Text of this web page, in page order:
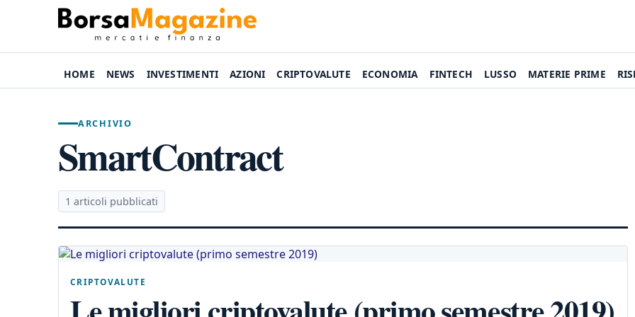
HOME NEWS INVESTIMENTI AZIONI CRIPTOVALUTE ECONOMIA FINTECH LUSSO MATERIE PRIME
ARCHIVIO
SmartContract
1 articoli pubblicati
CRIPTOVALUTE